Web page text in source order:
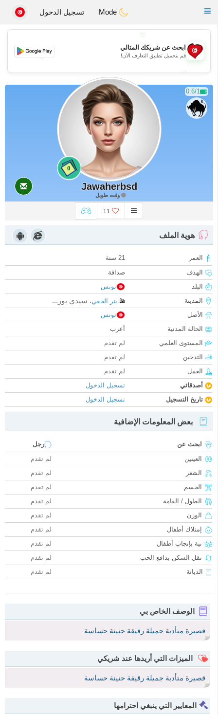
Tunisia Dating
Toggle
تسجيل الدخول
💖
💕
💕
ابحث عن شريكك المثالي
قم بتحميل تطبيق التعارف الآن!
0.6/1
0
Jawaherbsd
وقت طويل
11
هوية الملف
العمر
21 سنة
الهدف
صداقة
البلد
تونس
المدينة
بئر الحفي، سيدي بوز...
الأصل
تونس
الحالة المدنية
أعزب
المستوى العلمي
لم تقدم
التدخين
لم تقدم
العمل
لم تقدم
أصدقائي
تسجيل الدخول
تاريخ التسجيل
تسجيل الدخول
بعض المعلومات الإضافية
ابحث عن
رجل
العينين
لم تقدم
الشعر
لم تقدم
الجسم
لم تقدم
الطول / القامة
لم تقدم
الوزن
لم تقدم
إمتلاك أطفال
لم تقدم
نية بإنجاب أطفال
لم تقدم
نقل السكن بدافع الحب
لم تقدم
الديانة
لم تقدم
الوصف الخاص بي
قصيرة متأدبة جميلة رقيقة حنينة حساسة
الميزات التي أريدها عند شريكي
قصيرة متأدبة جميلة رقيقة حنينة حساسة
المعايير التي ينبغي احترامها